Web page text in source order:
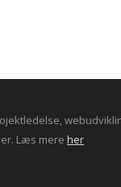
Læs mere her